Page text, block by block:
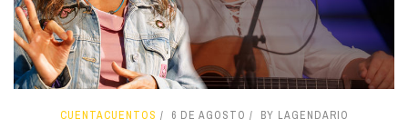
CUENTACUENTOS 6 DE AGOSTO BY LAGENDARIO